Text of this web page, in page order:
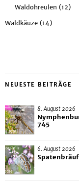
Waldohreulen (12)
Waldkäuze (14)
NEUESTE BEITRÄGE
8. August 2026
745
6. August 2026